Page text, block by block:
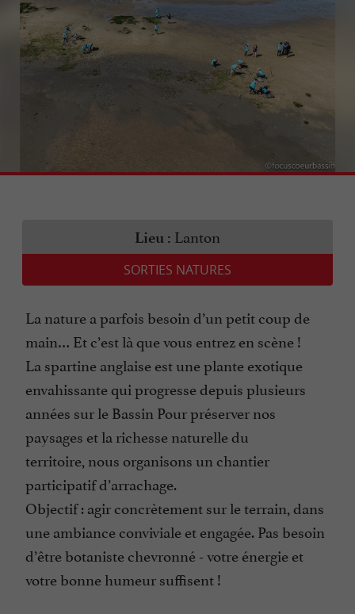
Lieu : Lanton
SORTIES NATURES
La nature a parfois besoin d’un petit coup de
main… Et c’est là que vous entrez en scène !
La spartine anglaise est une plante exotique
envahissante qui progresse depuis plusieurs
années sur le Bassin Pour préserver nos
paysages et la richesse naturelle du
territoire, nous organisons un chantier
participatif d’arrachage.
Objectif : agir concrètement sur le terrain, dans
une ambiance conviviale et engagée. Pas besoin
d’être botaniste chevronné - votre énergie et
votre bonne humeur suffisent !